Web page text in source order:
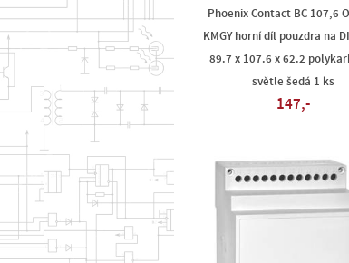
Phoenix Contact BC 107,6
KMGY horní díl pouzdra na
89.7 x 107.6 x 62.2
světle šedá 1 ks
147,-